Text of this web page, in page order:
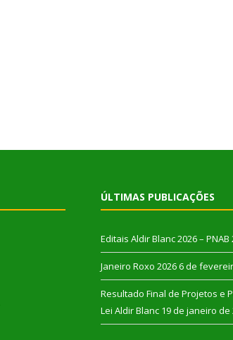
ÚLTIMAS PUBLICAÇÕES
Editais Aldir Blanc 2026 – PNAB
Janeiro Roxo 2026 6 de
Resultado Final de Projetos e
Lei Aldir Blanc 19 de janeiro de